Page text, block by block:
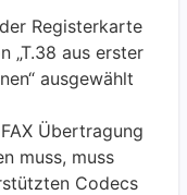
Registerkarte
„T.38 aus erster
ausgewählt
Übertragung
muss, muss
Codecs